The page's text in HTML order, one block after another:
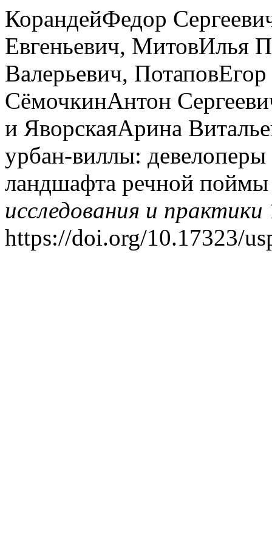
КорандейФедор
Евгеньевич, МитовИлья
Валерьевич,
СёмочкинАнтон
и ЯворскаяАрина
урбан-виллы: девелоперы
ландшафта речной
исследования и практики
https://doi.org/10.17323/